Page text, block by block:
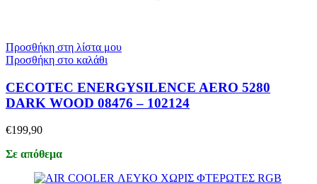
Προσθήκη στη λίστα μου
Προσθήκη στο καλάθι
CECOTEC ENERGYSILENCE AERO 5280
DARK WOOD 08476 – 102124
€199,90
Σε απόθεμα